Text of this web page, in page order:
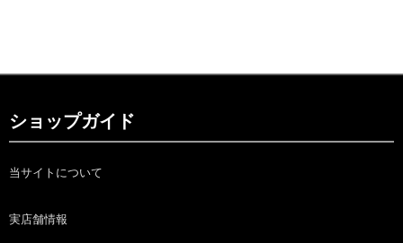
ショップガイド
当サイトについて
実店舗情報